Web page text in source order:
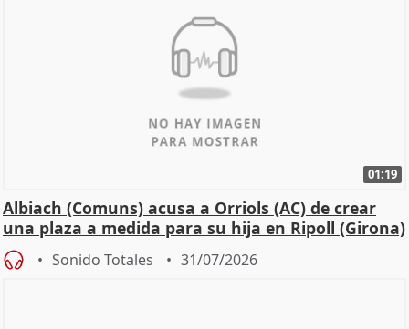
01:19
Albiach (Comuns) acusa a Orriols (AC) de crear
una plaza a medida para su hija en Ripoll (Girona)
Sonido Totales 31/07/2026